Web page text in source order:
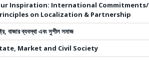
Inspiration: International Commitments/
on Localization & Partnership
বাজার ব্যবস্থা এবং সুশীল সমাজ
Market and Civil Society